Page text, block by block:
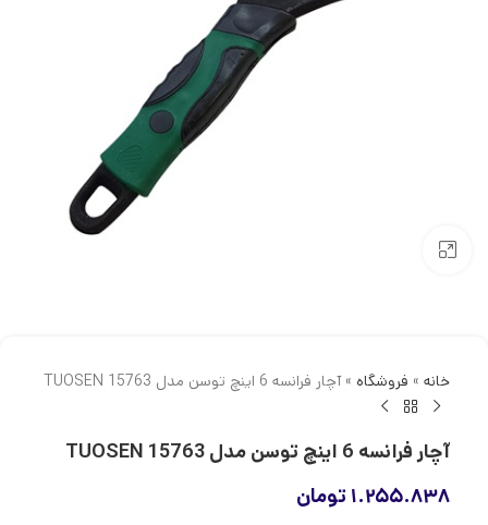
خانه » فروشگاه »آچار فرانسه 6 اینچ توسن مدل TUOSEN 15763
آچار فرانسه 6 اینچ توسن مدل TUOSEN 15763
۱.۲۵۵.۸۳۸ تومان